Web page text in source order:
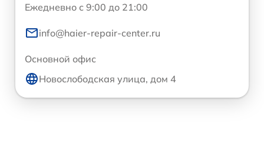
Ежедневно с 9:00 до 21:00
info@haier-repair-center.ru
Основной офис
Новослободская улица, дом 4